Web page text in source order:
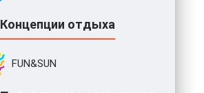
Концепции отдыха
FUN&SUN